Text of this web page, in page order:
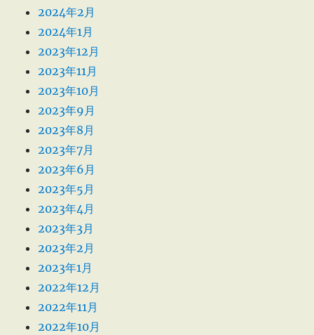
2024年2月
2024年1月
2023年12月
2023年11月
2023年10月
2023年9月
2023年8月
2023年7月
2023年6月
2023年5月
2023年4月
2023年3月
2023年2月
2023年1月
2022年12月
2022年11月
2022年10月